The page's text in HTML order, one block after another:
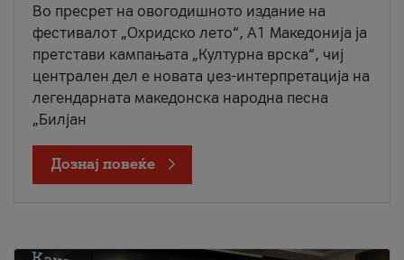
Во пресрет на овогодишното издание на
фестивалот „Охридско лето“, А1 Македонија ја
претстави кампањата „Културна врска“, чиј
централен дел е новата џез-интерпретација на
легендарната македонска народна песна
„Билјан
Дознај повеќе